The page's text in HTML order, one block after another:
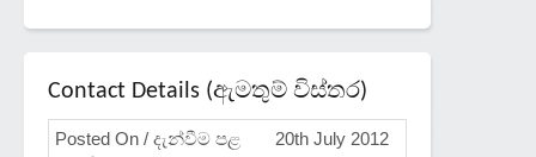
Contact Details (ඇමතුම් විස්තර)
Posted On / දැන්වීම පළ
20th July 2012